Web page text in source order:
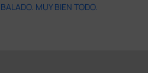
MUY BIEN TODO.